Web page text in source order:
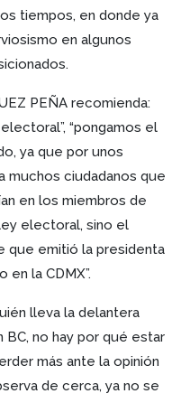
tiempos, en donde ya
en algunos
PEÑA recomienda:
“pongamos el
ya que por unos
muchos ciudadanos que
en los miembros de
electoral, sino el
que emitió la presidenta
en la CDMX”.
lleva la delantera
no hay por qué estar
más ante la opinión
de cerca, ya no se